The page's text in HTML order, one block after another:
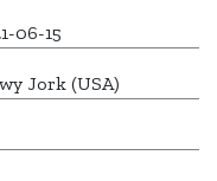
06-15
Jork (USA)